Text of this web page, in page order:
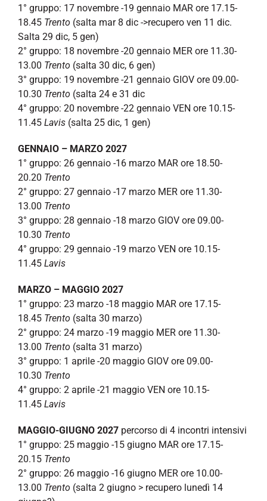
1° gruppo: 17 novembre -19 gennaio MAR ore 17.15-
18.45 Trento (salta mar 8 dic ->recupero ven 11 dic.
Salta 29 dic, 5 gen)
2° gruppo: 18 novembre -20 gennaio MER ore 11.30-
13.00 Trento (salta 30 dic, 6 gen)
3° gruppo: 19 novembre -21 gennaio GIOV ore 09.00-
10.30 Trento (salta 24 e 31 dic
4° gruppo: 20 novembre -22 gennaio VEN ore 10.15-
11.45 Lavis (salta 25 dic, 1 gen)
GENNAIO – MARZO 2027
1° gruppo: 26 gennaio -16 marzo MAR ore 18.50-
20.20 Trento
2° gruppo: 27 gennaio -17 marzo MER ore 11.30-
13.00 Trento
3° gruppo: 28 gennaio -18 marzo GIOV ore 09.00-
10.30 Trento
4° gruppo: 29 gennaio -19 marzo VEN ore 10.15-
11.45 Lavis
MARZO – MAGGIO 2027
1° gruppo: 23 marzo -18 maggio MAR ore 17.15-
18.45 Trento (salta 30 marzo)
2° gruppo: 24 marzo -19 maggio MER ore 11.30-
13.00 Trento (salta 31 marzo)
3° gruppo: 1 aprile -20 maggio GIOV ore 09.00-
10.30 Trento
4° gruppo: 2 aprile -21 maggio VEN ore 10.15-
11.45 Lavis
MAGGIO-GIUGNO 2027 percorso di 4 incontri intensivi
1° gruppo: 25 maggio -15 giugno MAR ore 17.15-
20.15 Trento
2° gruppo: 26 maggio -16 giugno MER ore 10.00-
13.00 Trento (salta 2 giugno > recupero lunedì 14